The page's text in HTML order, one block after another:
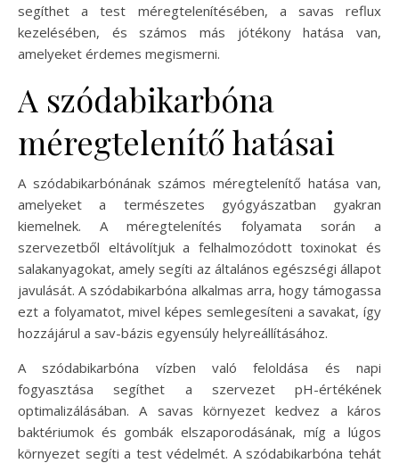
segíthet a test méregtelenítésében, a savas reflux
kezelésében, és számos más jótékony hatása van,
amelyeket érdemes megismerni.
A szódabikarbóna
méregtelenítő hatásai
A szódabikarbónának számos méregtelenítő hatása van,
amelyeket a természetes gyógyászatban gyakran
kiemelnek. A méregtelenítés folyamata során a
szervezetből eltávolítjuk a felhalmozódott toxinokat és
salakanyagokat, amely segíti az általános egészségi állapot
javulását. A szódabikarbóna alkalmas arra, hogy támogassa
ezt a folyamatot, mivel képes semlegesíteni a savakat, így
hozzájárul a sav-bázis egyensúly helyreállításához.
A szódabikarbóna vízben való feloldása és napi
fogyasztása segíthet a szervezet pH-értékének
optimalizálásában. A savas környezet kedvez a káros
baktériumok és gombák elszaporodásának, míg a lúgos
környezet segíti a test védelmét. A szódabikarbóna tehát